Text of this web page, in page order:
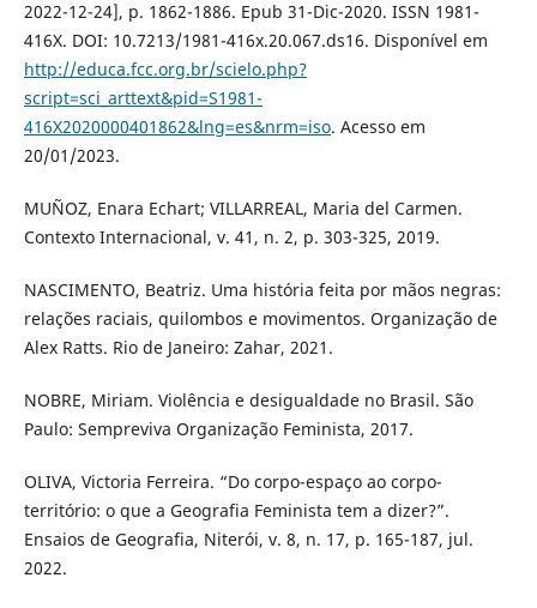
2022-12-24], p. 1862-1886. Epub 31-Dic-2020. ISSN 1981-
416X. DOI: 10.7213/1981-416x.20.067.ds16. Disponível em
http://educa.fcc.org.br/scielo.php?
script=sci_arttext&pid=S1981-
416X2020000401862&lng=es&nrm=iso. Acesso em
20/01/2023.
MUÑOZ, Enara Echart; VILLARREAL, Maria del Carmen.
Contexto Internacional, v. 41, n. 2, p. 303-325, 2019.
NASCIMENTO, Beatriz. Uma história feita por mãos negras:
relações raciais, quilombos e movimentos. Organização de
Alex Ratts. Rio de Janeiro: Zahar, 2021.
NOBRE, Miriam. Violência e desigualdade no Brasil. São
Paulo: Sempreviva Organização Feminista, 2017.
OLIVA, Victoria Ferreira. “Do corpo-espaço ao corpo-
território: o que a Geografia Feminista tem a dizer?”.
Ensaios de Geografia, Niterói, v. 8, n. 17, p. 165-187, jul.
2022.